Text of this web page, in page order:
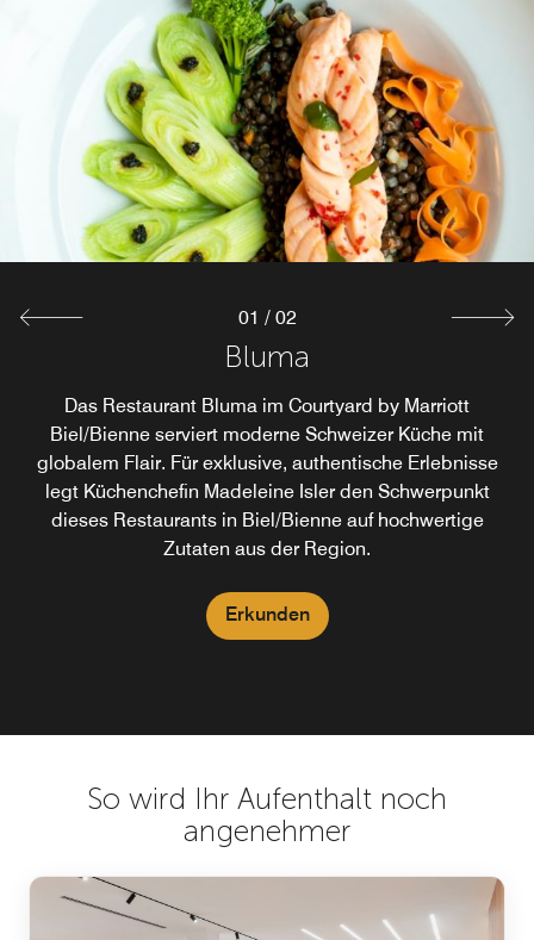
Bluma
Das Restaurant Bluma im Courtyard by Marriott
Biel/Bienne serviert moderne Schweizer Küche mit
globalem Flair. Für exklusive, authentische Erlebnisse
legt Küchenchefin Madeleine Isler den Schwerpunkt
dieses Restaurants in Biel/Bienne auf hochwertige
Zutaten aus der Region.
Erkunden
Bluma Bar
Bluma Bar & Restaurant
Erkunden
01 / 02
So wird Ihr Aufenthalt noch
angenehmer